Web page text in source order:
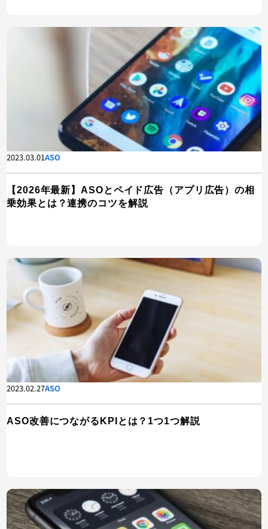
2023.03.01ASO
【2026年最新】ASOとペイド広告（アプリ広告）の相
乗効果とは？連携のコツを解説
2023.02.27ASO
ASO改善につながるKPIとは？1つ1つ解説